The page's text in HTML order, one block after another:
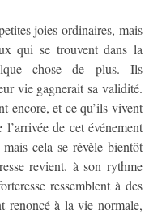
joies ordinaires, mais
qui se trouvent dans la
chose de plus. Ils
vie gagnerait sa validité.
encore, et ce qu’ils vivent
de cet événement
cela se révèle bientôt
revient. à son rythme
ressemblent à des
renoncé à la vie normale,